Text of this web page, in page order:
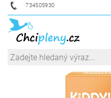
734505930